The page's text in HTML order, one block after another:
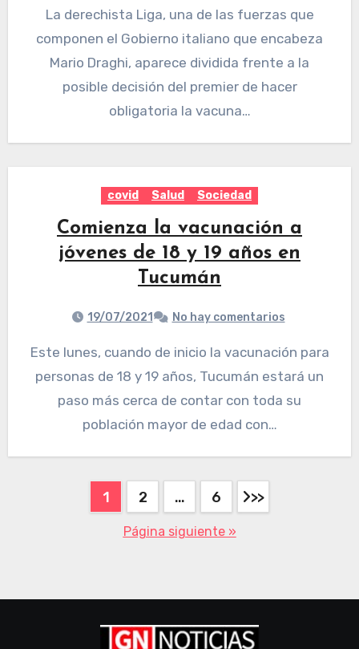
La derechista Liga, una de las fuerzas que
componen el Gobierno italiano que encabeza
Mario Draghi, aparece dividida frente a la
posible decisión del premier de hacer
obligatoria la vacuna…
covid Salud Sociedad
Comienza la vacunación a
jóvenes de 18 y 19 años en
Tucumán
19/07/2021 No hay comentarios
Este lunes, cuando de inicio la vacunación para
personas de 18 y 19 años, Tucumán estará un
paso más cerca de contar con toda su
población mayor de edad con…
1 2 … 6
Página siguiente »